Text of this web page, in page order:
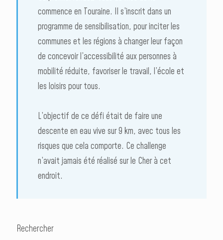
commence en Touraine. Il s’inscrit dans un
programme de sensibilisation, pour inciter les
communes et les régions à changer leur façon
de concevoir l’accessibilité aux personnes à
mobilité réduite, favoriser le travail, l’école et
les loisirs pour tous.
L’objectif de ce défi était de faire une
descente en eau vive sur 9 km, avec tous les
risques que cela comporte. Ce challenge
n’avait jamais été réalisé sur le Cher à cet
endroit.
Rechercher